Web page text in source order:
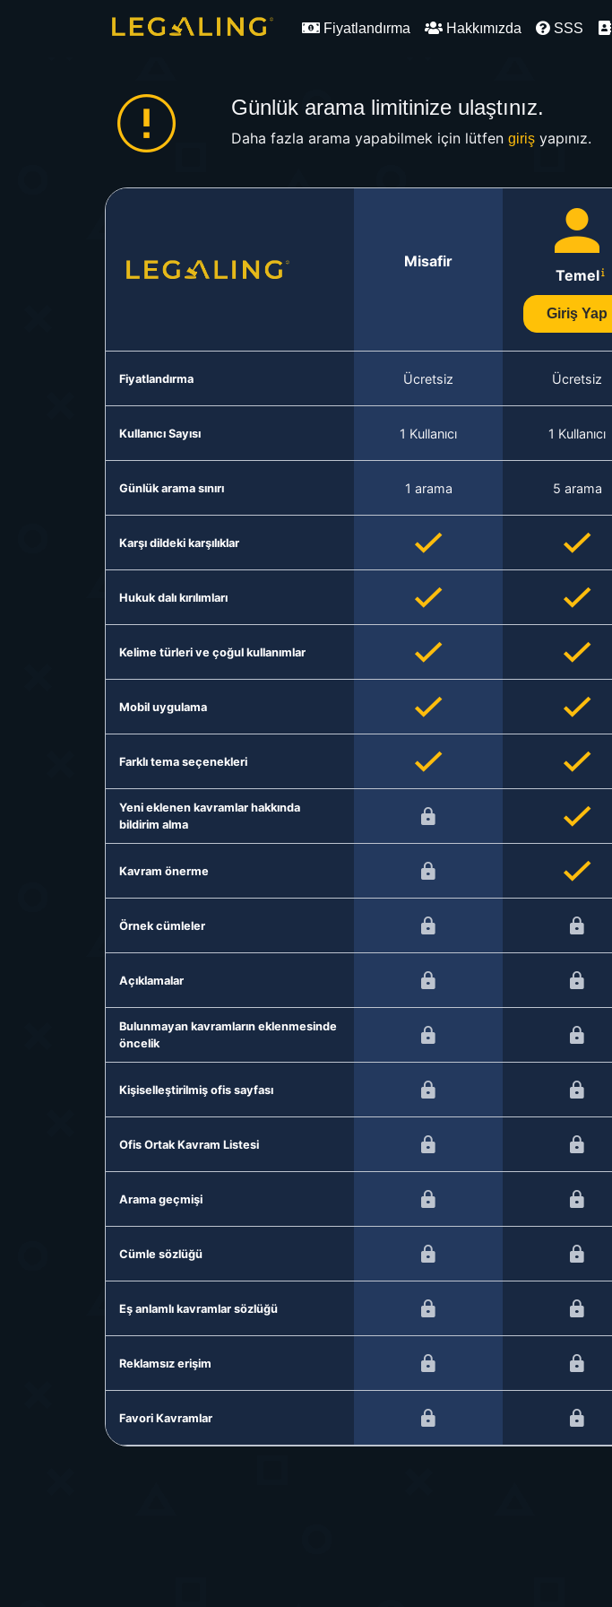
Fiyatlandırma Hakkımızda SSS
Günlük arama limitinize ulaştınız.
Daha fazla arama yapabilmek için lütfen girişyapınız.
Misafir
Temel
Giriş Yap
Fiyatlandırma Ücretsiz Ücretsiz
Kullanıcı Sayısı 1 Kullanıcı 1 Kullanıcı
Günlük arama sınırı 1 arama 5 arama
Karşı dildeki karşılıklar
Hukuk dalı kırılımları
Kelime türleri ve çoğul kullanımlar
Mobil uygulama
Farklı tema seçenekleri
Yeni eklenen kavramlar hakkında
bildirim alma
Kavram önerme
Örnek cümleler
Açıklamalar
Bulunmayan kavramların eklenmesinde
öncelik
Kişiselleştirilmiş ofis sayfası
Ofis Ortak Kavram Listesi
Arama geçmişi
Cümle sözlüğü
Eş anlamlı kavramlar sözlüğü
Reklamsız erişim
Favori Kavramlar